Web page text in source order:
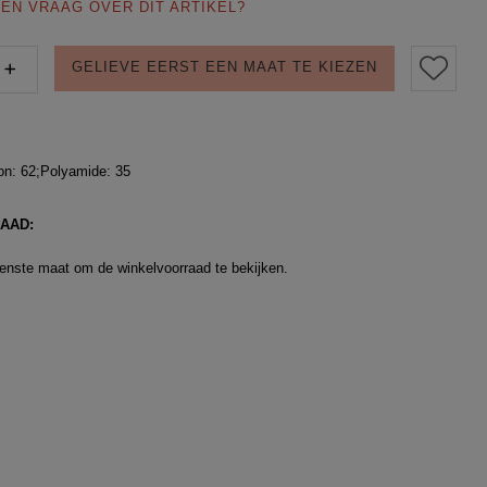
VRAAG OVER DIT ARTIKEL?
GELIEVE EERST EEN MAAT TE KIEZEN
62;Polyamide: 35
maat om de winkelvoorraad te bekijken.